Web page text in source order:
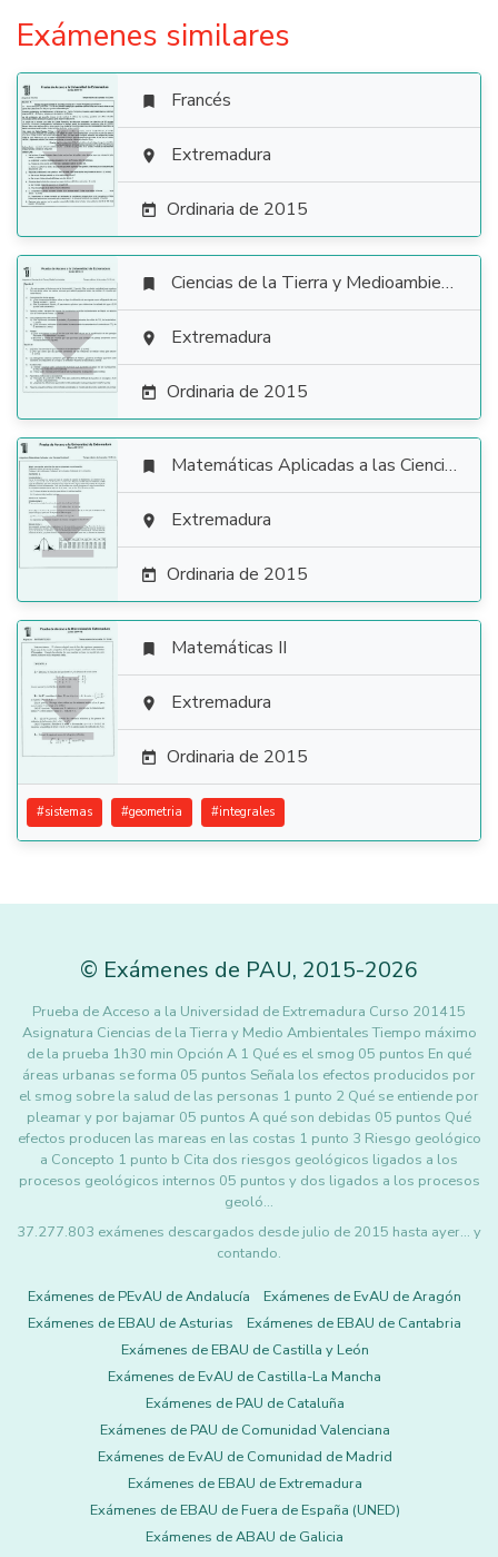
Exámenes similares

 Francés
 Extremadura
 Ordinaria de 2015

 Ciencias de la Tierra y Medioambientales
 Extremadura
 Ordinaria de 2015

 Matemáticas Aplicadas a las Ciencias Sociales
 Extremadura
 Ordinaria de 2015

 Matemáticas II
 Extremadura
 Ordinaria de 2015
#sistemas #geometria #integrales
© Exámenes de PAU, 2015-2026
Prueba de Acceso a la Universidad de Extremadura Curso 201415
Asignatura Ciencias de la Tierra y Medio Ambientales Tiempo máximo
de la prueba 1h30 min Opción A 1 Qué es el smog 05 puntos En qué
áreas urbanas se forma 05 puntos Señala los efectos producidos por
el smog sobre la salud de las personas 1 punto 2 Qué se entiende por
pleamar y por bajamar 05 puntos A qué son debidas 05 puntos Qué
efectos producen las mareas en las costas 1 punto 3 Riesgo geológico
a Concepto 1 punto b Cita dos riesgos geológicos ligados a los
procesos geológicos internos 05 puntos y dos ligados a los procesos
geoló…
37.277.803 exámenes descargados desde julio de 2015 hasta ayer... y
contando.
Exámenes de PEvAU de Andalucía
Exámenes de EvAU de Aragón
Exámenes de EBAU de Asturias
Exámenes de EBAU de Cantabria
Exámenes de EBAU de Castilla y León
Exámenes de EvAU de Castilla-La Mancha
Exámenes de PAU de Cataluña
Exámenes de PAU de Comunidad Valenciana
Exámenes de EvAU de Comunidad de Madrid
Exámenes de EBAU de Extremadura
Exámenes de EBAU de Fuera de España (UNED)
Exámenes de ABAU de Galicia